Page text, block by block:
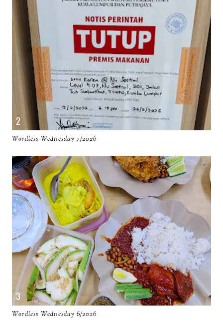
Wordless Wednesday 7/2026
Wordless Wednesday 6/2026